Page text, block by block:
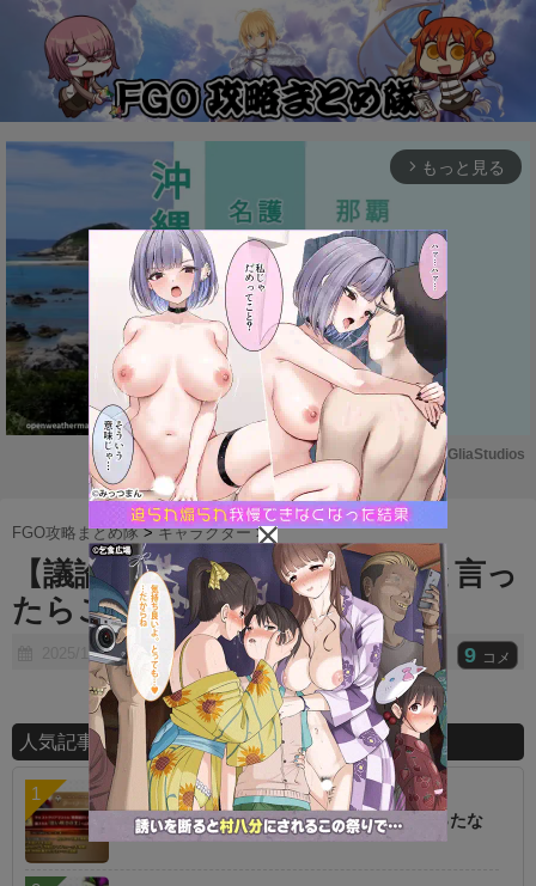
arrow_forward_ios もっと見る
M
u
t
e
Powered by GliaStudios
FGO攻略まとめ隊 >キャラクター >
【議論】Fateでバーサーカーと言っ
たらこの鯖なのに
2025/11/10 2025/11/10 9 コメ
人気記事ランキング
【朗報】オルタニキは欲しいもの全部もらったな